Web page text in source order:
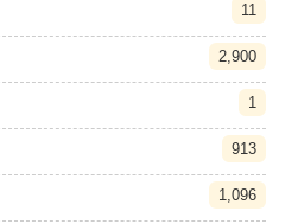
11
2,900
1
913
1,096